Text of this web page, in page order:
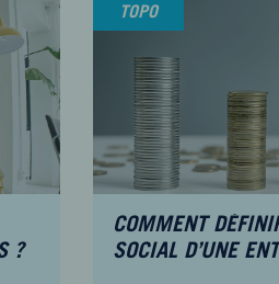
?
TOPO
COMMENT
SOCIAL D’UNE